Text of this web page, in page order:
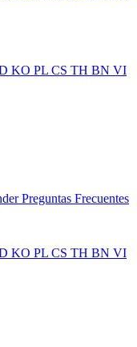
KO PL CS TH BN VI
Preguntas Frecuentes
KO PL CS TH BN VI